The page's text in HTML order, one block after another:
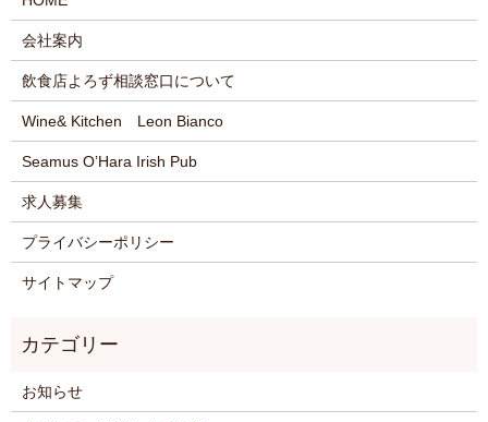
会社案内
飲食店よろず相談窓口について
Wine& Kitchen Leon Bianco
Seamus O’Hara Irish Pub
求人募集
プライバシーポリシー
サイトマップ
お知らせ